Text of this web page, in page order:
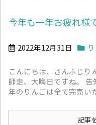
今年も一年お疲れ様
2022年12月31日
こんにちは、さんふじ
師走、大晦日ですね。
年のりんごは全て完売い
記事